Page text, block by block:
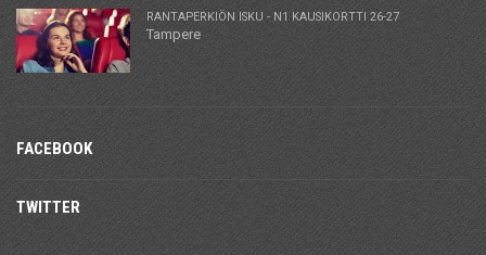
RANTAPERKIÖN ISKU - N1 KAUSIKORTTI 26-27
Tampere
FACEBOOK
TWITTER